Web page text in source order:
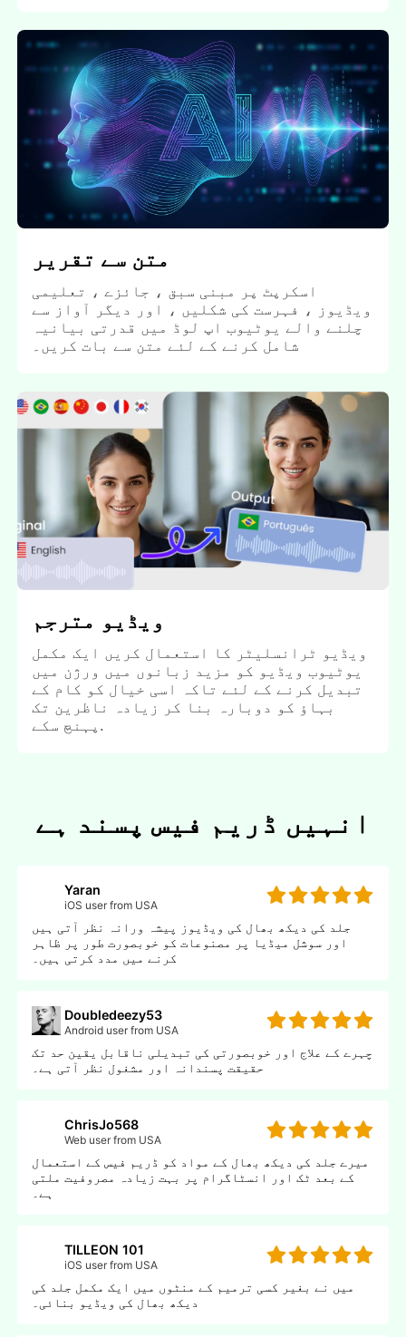
متن سے تقریر
اسکرپٹ پر مبنی سبق ، جائزے ، تعلیمی
ویڈیوز ، فہرست کی شکلیں ، اور دیگر آواز سے
چلنے والے یوٹیوب اپ لوڈ میں قدرتی بیانیہ
شامل کرنے کے لئے متن سے بات کریں۔
ویڈیو مترجم
ویڈیو ٹرانسلیٹر کا استعمال کریں ایک مکمل
یوٹیوب ویڈیو کو مزید زبانوں میں ورژن میں
تبدیل کرنے کے لئے تاکہ اسی خیال کو کام کے
بہاؤ کو دوبارہ بنا کر زیادہ ناظرین تک
پہنچ سکے.
انہیں ڈریم فیس پسند ہے
Yaran
iOS user from USA
جلد کی دیکھ بھال کی ویڈیوز پیشہ ورانہ نظر آتی ہیں
اور سوشل میڈیا پر مصنوعات کو خوبصورت طور پر ظاہر
کرنے میں مدد کرتی ہیں۔
Doubledeezy53
Android user from USA
چہرے کے علاج اور خوبصورتی کی تبدیلی ناقابل یقین حد تک
حقیقت پسندانہ اور مشغول نظر آتی ہے۔
ChrisJo568
Web user from USA
میرے جلد کی دیکھ بھال کے مواد کو ڈریم فیس کے استعمال
کے بعد ٹک اور انسٹاگرام پر بہت زیادہ مصروفیت ملتی
ہے۔
TILLEON 101
iOS user from USA
میں نے بغیر کسی ترمیم کے منٹوں میں ایک مکمل جلد کی
دیکھ بھال کی ویڈیو بنائی۔